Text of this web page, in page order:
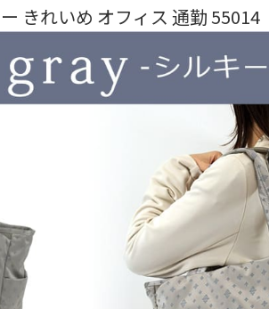
きれいめ オフィス 通勤 55014